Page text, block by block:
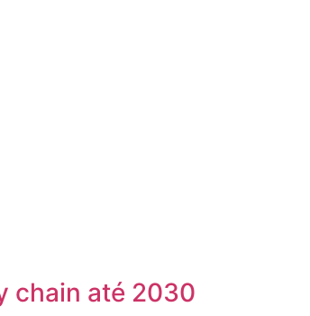
chain até 2030